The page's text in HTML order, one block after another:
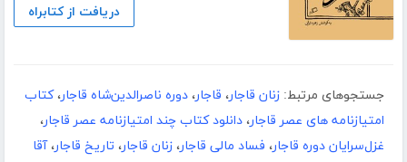
دریافت از کتابراه
جستجوهای مرتبط: زنان قاجار، قاجار، دوره ناصرالدین‌شاه قاجار،کتاب
امتیازنامه های عصر قاجار، دانلود کتاب چند امتیازنامه عصر قاجار،
غزل‌سرایان دوره قاجار، فساد مالی قاجار، زنان قاجار، تاریخ قاجار،آقا